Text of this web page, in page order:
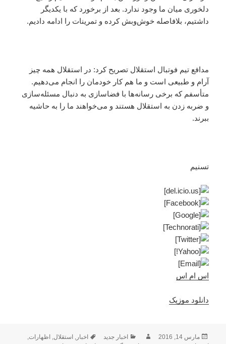
دلخوری میان ما وجود ندارد. بعد از برخورد که با یکدیگر
داشتیم، بلافاصله خوش‌وبش کرده و تمرینات را ادامه دادیم.
مدافع تیم فوتبال استقلال تصریح کرد: در استقلال همه چیز
آرام و طبیعی است و ما هم کار خودمان را انجام می‌دهیم.
متأسفم که برخی رسانه‌ها با فضاسازی به دنبال مسئله‌سازی
و ضربه زدن به استقلال هستند و می‌خواهند ما را به حاشیه
ببرند.
تسنیم
اس ام اس
دانلود موزیک
ارسال
مارس 14, 2016 نویسندهدسته‌ها
اخبار جدید برچسب‌ها
اخبار, استقلال, اظهارات,